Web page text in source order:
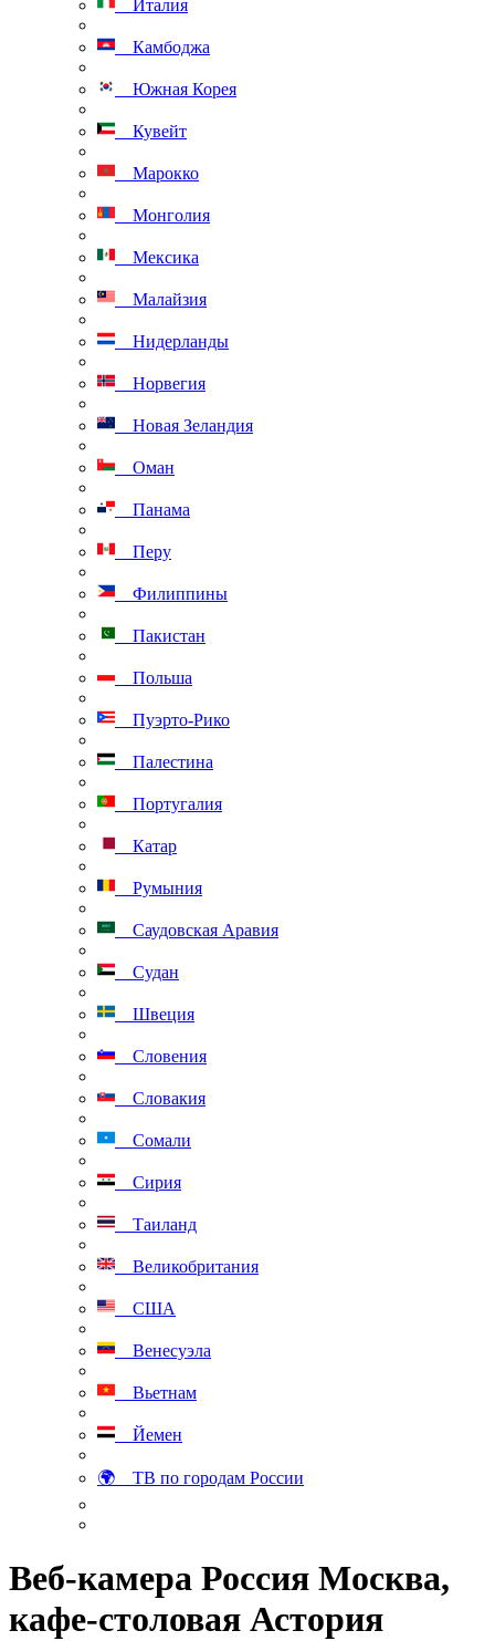
Италия
Камбоджа
Южная Корея
Кувейт
Марокко
Монголия
Мексика
Малайзия
Нидерланды
Норвегия
Новая Зеландия
Оман
Панама
Перу
Филиппины
Пакистан
Польша
Пуэрто-Рико
Палестина
Португалия
Катар
Румыния
Саудовская Аравия
Судан
Швеция
Словения
Словакия
Сомали
Сирия
Таиланд
Великобритания
США
Венесуэла
Вьетнам
Йемен
🌍 ТВ по городам России
Веб-камера Россия Москва,
кафе-столовая Астория